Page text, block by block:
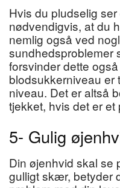
Hvis du pludselig
nødvendigvis, at du
nemlig også ved
sundhedsproblemer
forsvinder dette
blodsukkerniveau er
niveau. Det er altså
tjekket, hvis det er et
5- Gulig
Din øjenhvid skal se
gulligt skær, betyder